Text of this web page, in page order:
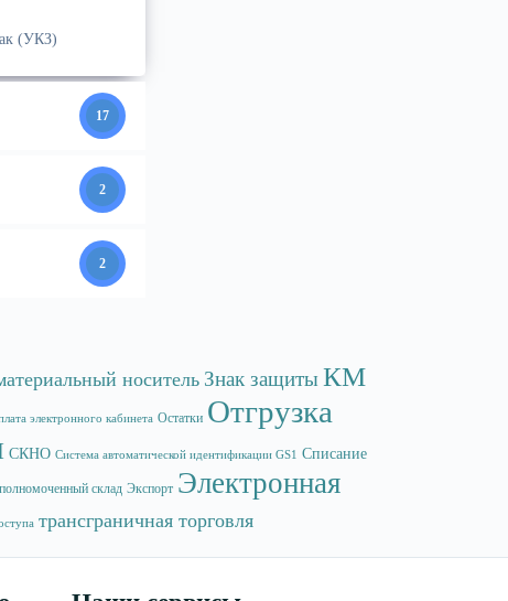
(УКЗ)
17
2
2
носитель Знак защитыКМ
электронного кабинета Остатки Отгрузка
СКНО Система автоматической идентификации GS1 Списание
склад Экспорт Электронная
трансграничная торговля